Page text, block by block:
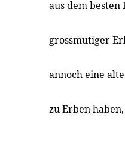
aus dem
grossmutiger
annoch eine
zu Erben